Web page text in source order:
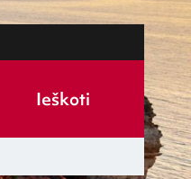
Ieškoti